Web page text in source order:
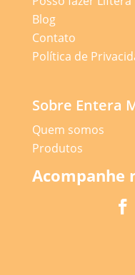
Blog
Contato
Política de
Sobre Entera
Quem somos
Produtos
Acompanhe